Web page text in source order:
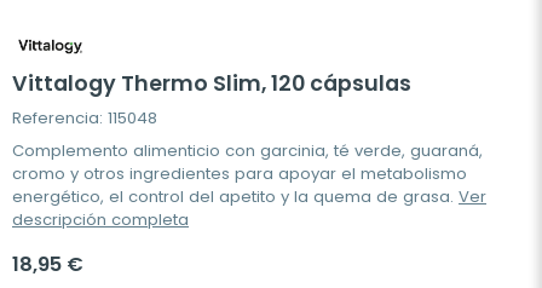
Vittalogy Thermo Slim, 120 cápsulas
Referencia: 115048
Complemento alimenticio con garcinia, té verde, guaraná,
cromo y otros ingredientes para apoyar el metabolismo
energético, el control del apetito y la quema de grasa. Ver
descripción completa
18,95 €